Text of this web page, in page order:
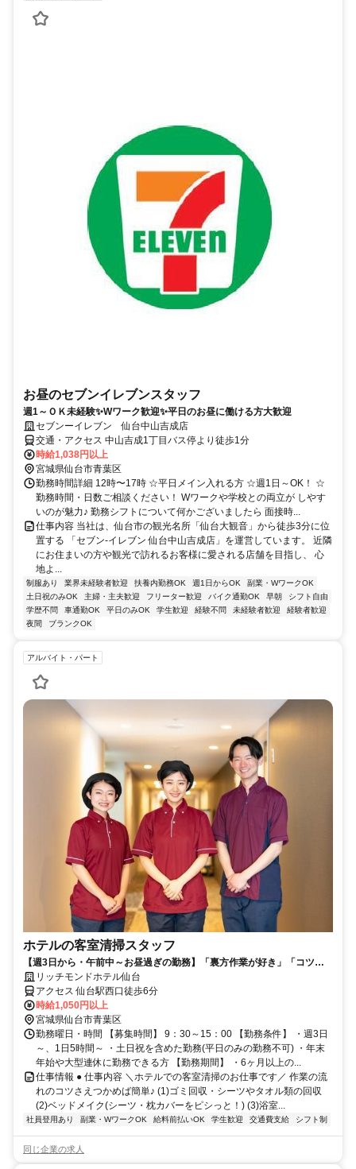
お昼のセブンイレブンスタッフ
週1～ＯＫ未経験✨Wワーク歓迎✨平日のお昼に働ける方大歓迎
セブンーイレブン 仙台中山吉成店
交通・アクセス 中山吉成1丁目バス停より徒歩1分
時給1,038円以上
宮城県仙台市青葉区
勤務時間詳細 12時〜17時 ☆平日メイン入れる方 ☆週1日～OK！ ☆
勤務時間・日数ご相談ください！ Wワークや学校との両立が しやす
いのが魅力♪ 勤務シフトについて何かございましたら 面接時...
仕事内容 当社は、仙台市の観光名所「仙台大観音」から徒歩3分に位
置する 「セブン-イレブン 仙台中山吉成店」を運営しています。 近隣
にお住まいの方や観光で訪れるお客様に愛される店舗を目指し、 心
地よ...
制服あり 業界未経験者歓迎 扶養内勤務OK 週1日からOK
副業・WワークOK
土日祝のみOK
主婦・主夫歓迎 フリーター歓迎 バイク通勤OK 早朝
シフト自由
学歴不問
車通勤OK 平日のみOK 学生歓迎 経験不問 未経験者歓迎
経験者歓迎
夜間
ブランクOK
アルバイト・パート
ホテルの客室清掃スタッフ
【週3日から・午前中～お昼過ぎの勤務】「裏方作業が好き」「コツコ
ツ作業が得意」歓迎！
リッチモンドホテル仙台
アクセス 仙台駅西口徒歩6分
時給1,050円以上
宮城県仙台市青葉区
勤務曜日・時間 【募集時間】 9：30～15：00 【勤務条件】 ・週3日
～、1日5時間～ ・土日祝を含めた勤務(平日のみの勤務不可) ・年末
年始や大型連休に勤務できる方 【勤務期間】 ・6ヶ月以上の...
仕事情報 ● 仕事内容 ＼ホテルでの客室清掃のお仕事です／ 作業の流
れのコツさえつかめば簡単♪ (1)ゴミ回収・シーツやタオル類の回収
(2)ベッドメイク(シーツ・枕カバーをピシっと！) (3)浴室...
社員登用あり 副業・WワークOK 給料前払いOK 学生歓迎 交通費支給 シフト制
同じ企業の求人